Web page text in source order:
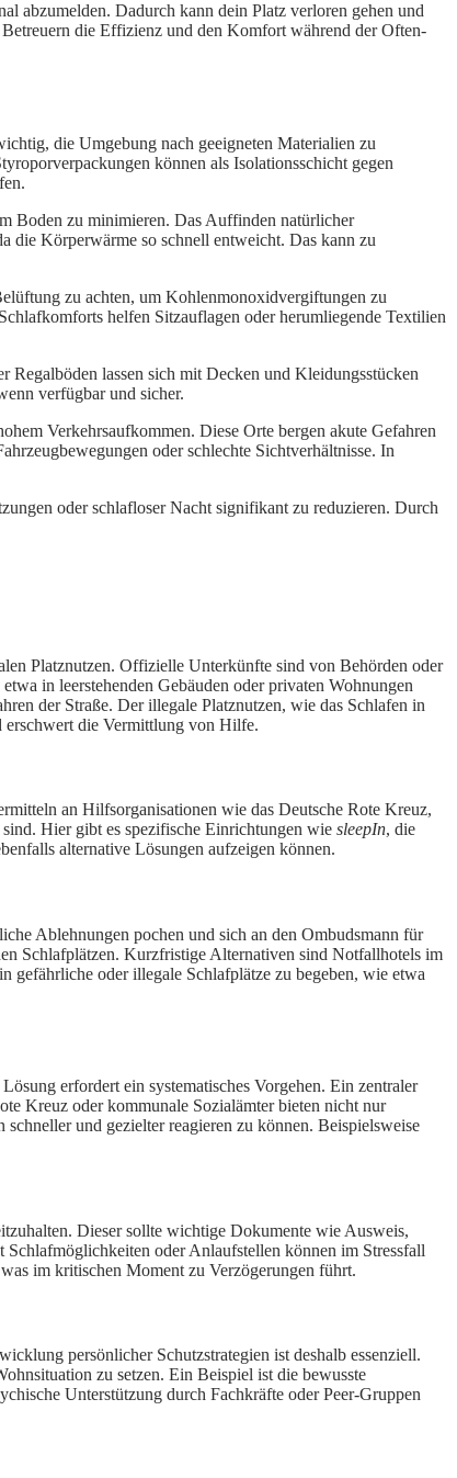
abzumelden. Dadurch kann dein Platz verloren gehen und
die Effizienz und den Komfort während der Often-
die Umgebung nach geeigneten Materialien zu
können als Isolationsschicht gegen
Boden zu minimieren. Das Auffinden natürlicher
die Körperwärme so schnell entweicht. Das kann zu
zu achten, um Kohlenmonoxidvergiftungen zu
helfen Sitzauflagen oder herumliegende Textilien
Regalböden lassen sich mit Decken und Kleidungsstücken
verfügbar und sicher.
Verkehrsaufkommen. Diese Orte bergen akute Gefahren
oder schlechte Sichtverhältnisse. In
oder schlafloser Nacht signifikant zu reduzieren. Durch
Platznutzen. Offizielle Unterkünfte sind von Behörden oder
in leerstehenden Gebäuden oder privaten Wohnungen
der Straße. Der illegale Platznutzen, wie das Schlafen in
erschwert die Vermittlung von Hilfe.
an Hilfsorganisationen wie das Deutsche Rote Kreuz,
Hier gibt es spezifische Einrichtungen wie sleepIn, die
alternative Lösungen aufzeigen können.
Ablehnungen pochen und sich an den Ombudsmann für
Schlafplätzen. Kurzfristige Alternativen sind Notfallhotels im
gefährliche oder illegale Schlafplätze zu begeben, wie etwa
erfordert ein systematisches Vorgehen. Ein zentraler
Kreuz oder kommunale Sozialämter bieten nicht nur
und gezielter reagieren zu können. Beispielsweise
Dieser sollte wichtige Dokumente wie Ausweis,
oder Anlaufstellen können im Stressfall
im kritischen Moment zu Verzögerungen führt.
persönlicher Schutzstrategien ist deshalb essenziell.
zu setzen. Ein Beispiel ist die bewusste
Unterstützung durch Fachkräfte oder Peer-Gruppen